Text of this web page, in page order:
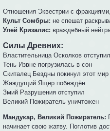
Отношения Эквестрии с
Культ Сомбры: не спешат
Улей Кризалис: враждебный
Силы Древних:
Властительница Осколков
Тень Извне погрузилась в сон
Скиталец Бездны покинул этот мир
Жаждущий Ящер побеждён
Змий Разрушения отступил
Великий Пожиратель уничтожен
Мандукар, Великий Пожиратель:
начинает свою жатву. Поглотив